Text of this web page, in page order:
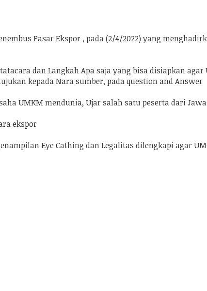
Pasar Ekspor , pada (2/4/2022) yang
dan Langkah Apa saja yang bisa disiapkan agar
kepada Nara sumber, pada question and Answer
UMKM mendunia, Ujar salah satu peserta dari
ekspor
Eye Cathing dan Legalitas dilengkapi agar